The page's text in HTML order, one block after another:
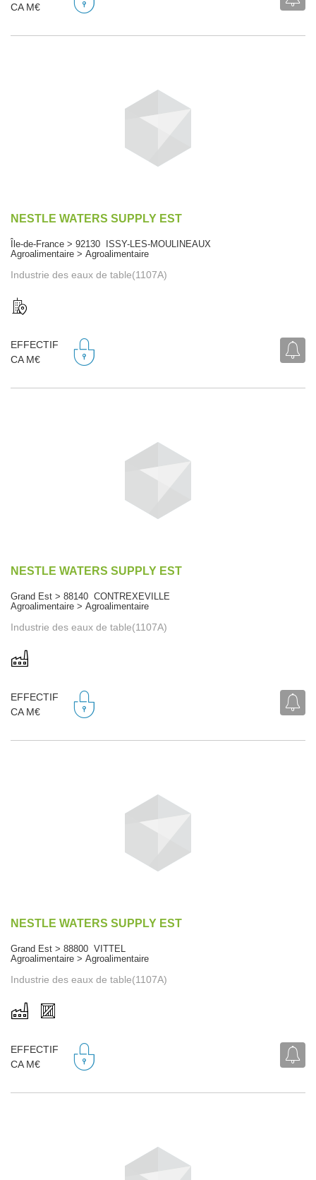
CA M€
NESTLE WATERS SUPPLY EST
Île-de-France > 92130 ISSY-LES-MOULINEAUX
Agroalimentaire > Agroalimentaire
Industrie des eaux de table(1107A)
EFFECTIF
CA M€
NESTLE WATERS SUPPLY EST
Grand Est > 88140 CONTREXEVILLE
Agroalimentaire > Agroalimentaire
Industrie des eaux de table(1107A)
EFFECTIF
CA M€
NESTLE WATERS SUPPLY EST
Grand Est > 88800 VITTEL
Agroalimentaire > Agroalimentaire
Industrie des eaux de table(1107A)
EFFECTIF
CA M€